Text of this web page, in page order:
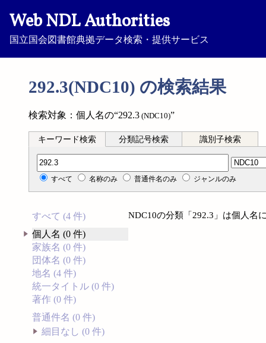
Web NDL Authorities
国立国会図書館典拠データ検索・提供サービス
292.3(NDC10) の検索結果
検索対象：個人名の“292.3 (NDC10)”
キーワード検索 分類記号検索 識別子検索
分類記号検索
すべて 名称のみ 普通件名のみ ジャンルのみ
すべて (4 件)
個人名 (0 件)
家族名 (0 件)
団体名 (0 件)
地名 (4 件)
統一タイトル (0 件)
著作 (0 件)
普通件名 (0 件)
細目なし (0 件)
NDC10の分類「292.3」は個人名